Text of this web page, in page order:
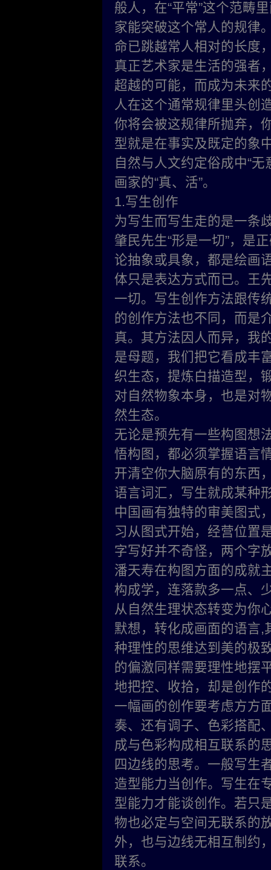
般人，在“平常”这个范畴
家能突破这个常人的规律
命已跳越常人相对的长度
真正艺术家是生活的强者
超越的可能，而成为未来
人在这个通常规律里头创
你将会被这规律所抛弃，
型就是在事实及既定的象
自然与人文约定俗成中“
画家的“真、活”。
1.写生创作
为写生而写生走的是一条
肇民先生“形是一切”，是
论抽象或具象，都是绘画
体只是表达方式而已。王
一切。写生创作方法跟传
的创作方法也不同，而是
真。其方法因人而异，我
是母题，我们把它看成丰
织生态，提炼白描造型，
对自然物象本身，也是对
然生态。
无论是预先有一些构图想
悟构图，都必须掌握语言
开清空你大脑原有的东西
语言词汇，写生就成某种
中国画有独特的审美图式
习从图式开始，经营位置
字写好并不奇怪，两个字
潘天寿在构图方面的成就
构成学，连落款多一点、
从自然生理状态转变为你
默想，转化成画面的语言,
种理性的思维达到美的极
的偏激同样需要理性地摆
地把控、收拾，却是创作
一幅画的创作要考虑方方
奏、还有调子、色彩搭配
成与色彩构成相互联系的
四边线的思考。一般写生
造型能力当创作。写生在
型能力才能谈创作。若只
物也必定与空间无联系的
外，也与边线无相互制约
联系。